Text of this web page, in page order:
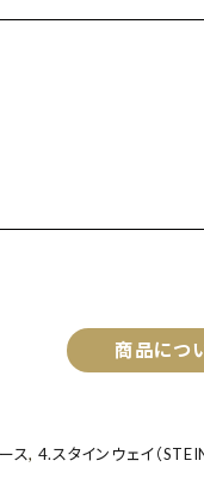
商品につ
ス, 4.スタインウェイ（